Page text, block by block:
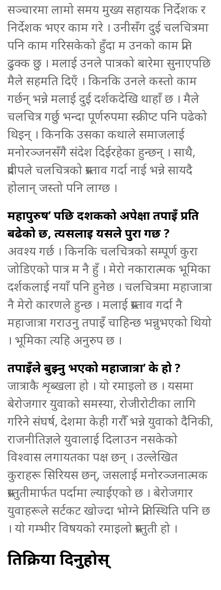
सञ्चारमा लामो समय मुख्य सहायक निर्देशक र
निर्देशक भएर काम गरे । उनीसँग दुई चलचित्रमा
पनि काम गरिसकेको हुँदा म उनको काम प्रति
ढुक्क छु । मलाई उनले पात्रको बारेमा सुनाएपछि
मैले सहमति दिएँ । किनकि उनले कस्तो काम
गर्छन् भन्ने मलाई दुई दर्शकदेखि थाहाँ छ । मैले
चलचित्र गर्छु भन्दा पूर्णरुपमा स्क्रीप्ट पनि पढेको
थिइन् । किनकि उसका कथाले समाजलाई
मनोरञ्जनसँगै संदेश दिईरहेका हुन्छन् । साथै,
प्रदीपले चलचित्रको प्रस्ताव गर्दा नाई भन्ने सायदै
होलान् जस्तो पनि लाग्छ ।
महापुरुष’ पछि दर्शकको अपेक्षा तपाइँ प्रति
बढेको छ, त्यसलाई यसले पुरा गर्छ ?
अवश्य गर्छ । किनकि चलचित्रको सम्पूर्ण कुरा
जोडिएको पात्र म नै हुँ । मेरो नकारात्मक भूमिका
दर्शकलाई नयाँ पनि हुनेछ । चलचित्रमा महाजात्रा
नै मेरो कारणले हुन्छ । मलाई प्रस्ताव गर्दा नै
महाजात्रा गराउनु तपाइँ चाहिन्छ भन्नुभएको थियो
। भूमिका त्यहि अनुरुप छ ।
तपाइँले बुझ्नु भएको महाजात्रा’ के हो ?
जात्राकै शृब्खला हो । यो रमाइलो छ । यसमा
बेरोजगार युवाको समस्या, रोजीरोटीका लागि
गरिने संघर्ष, देशमा केही गरौँ भन्ने युवाको दैनिकी,
राजनीतिज्ञले युवालाई दिलाउन नसकेको
विश्वास लगायतका पक्ष छन् । उल्लेखित
कुराहरू सिरियस छन्, जसलाई मनोरञ्जनात्मक
प्रस्तुतीमार्फत पर्दामा ल्याईएको छ । बेरोजगार
युवाहरूले सर्टकट खोज्दा भोग्ने प्रतिस्थिति पनि छ
। यो गम्भीर विषयको रमाइलो प्रस्तुती हो ।
प्रतिक्रिया दिनुहोस्